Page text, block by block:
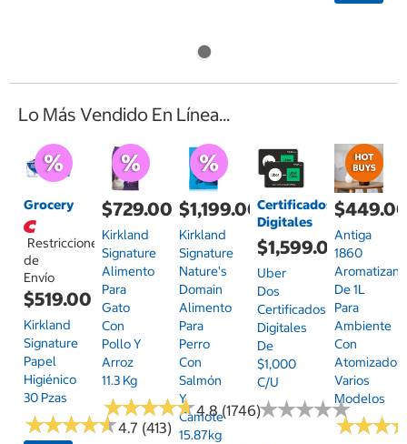
Lo Más Vendido En Línea...
Grocery
Restricciones
de
Envío
$519.00
Kirkland
Signature
Papel
Higiénico
30 Pzas
★★★★★
★★★★★4.7 (413)
$729.00
Kirkland
Signature
Alimento
Para
Gato
Con
Pollo Y
Arroz
11.3 Kg
★★★★★
★★★★★4.8 (1746)
$1,199.00
Kirkland
Signature
Nature's
Domain
Alimento
Para
Perro
Con
Salmón
Y
Camote
15.87kg
Certificados
Digitales
$1,599.00
Uber
Dos
Certificados
Digitales
De
$1,000
C/u
★★★★★
★★★★★
Antiga
1860
De 1L
Para
Ambiente
Con
Atomizador,
Varios
Modelos
★★★
★★★